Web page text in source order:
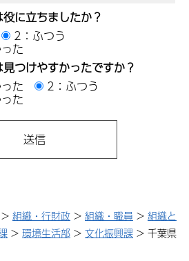
に立ちましたか？
2：ふつう
た
つけやすかったですか？
た
2：ふつう
た
> 組織・行財政 > 組織・職員 > 組織と
> 環境生活部 > 文化振興課 > 千葉県